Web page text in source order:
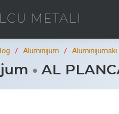
METALI
Aluminijum
AL